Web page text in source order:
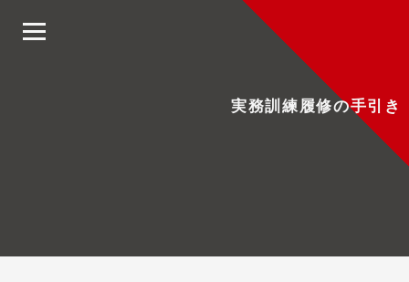
実務訓練履修の手引き